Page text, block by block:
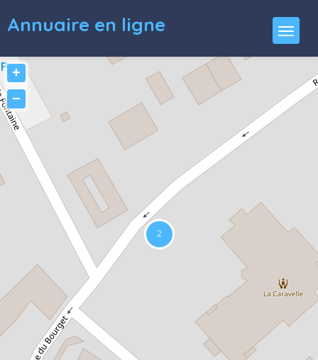
Annuaire en ligne
+
−